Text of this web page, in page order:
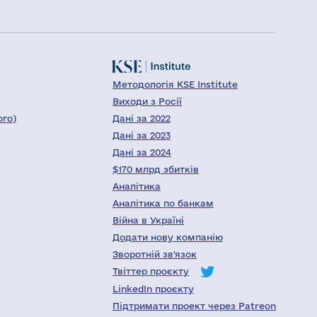
Методологія KSE Institute
Виходи з Росії
Дані за 2022
Дані за 2023
Дані за 2024
$170 млрд збитків
Аналітика
Аналітика по банкам
Війна в Україні
Додати нову компанію
Зворотній зв'язок
Твіттер проєкту
LinkedIn проєкту
Підтримати проект через Patreon